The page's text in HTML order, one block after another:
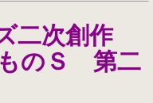
二次創作
のＳ 第二